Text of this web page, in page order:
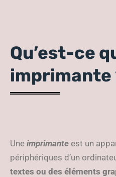
Qu’est-ce
imprimante
Une imprimante est un
périphériques d’un
textes ou des éléments